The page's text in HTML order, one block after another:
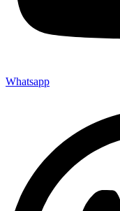
Whatsapp